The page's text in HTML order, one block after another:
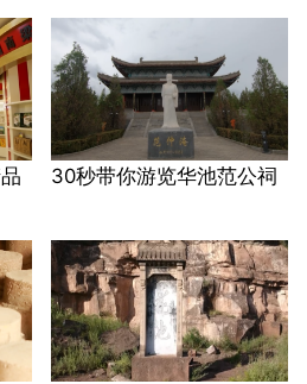
30秒带你游览华池范公祠